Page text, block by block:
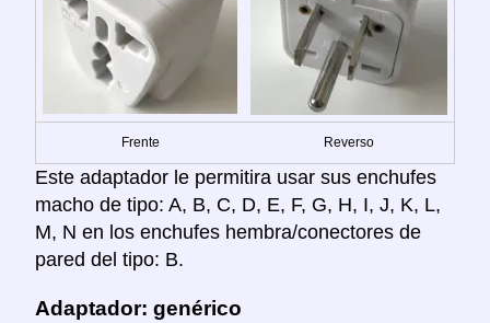
Frente Reverso
Este adaptador le permitira usar sus enchufes
macho de tipo: A, B, C, D, E, F, G, H, I, J, K, L,
M, N en los enchufes hembra/conectores de
pared del tipo: B.
Adaptador: genérico